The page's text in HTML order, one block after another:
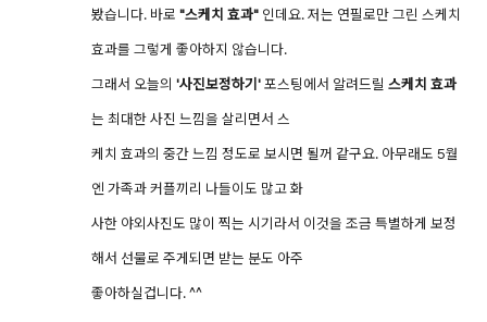
봤습니다. 바로 "스케치 효과" 인데요. 저는 연필로만 그린 스케치
효과를 그렇게 좋아하지 않습니다.
그래서 오늘의 '사진보정하기'포스팅에서 알려드릴 스케치 효과
는 최대한 사진 느낌을 살리면서 스
케치 효과의 중간 느낌 정도로 보시면 될꺼 같구요. 아무래도 5월
엔 가족과 커플끼리 나들이도 많고 화
사한 야외사진도 많이 찍는 시기라서 이것을 조금 특별하게 보정
해서 선물로 주게되면 받는 분도 아주
좋아하실겁니다. ^^